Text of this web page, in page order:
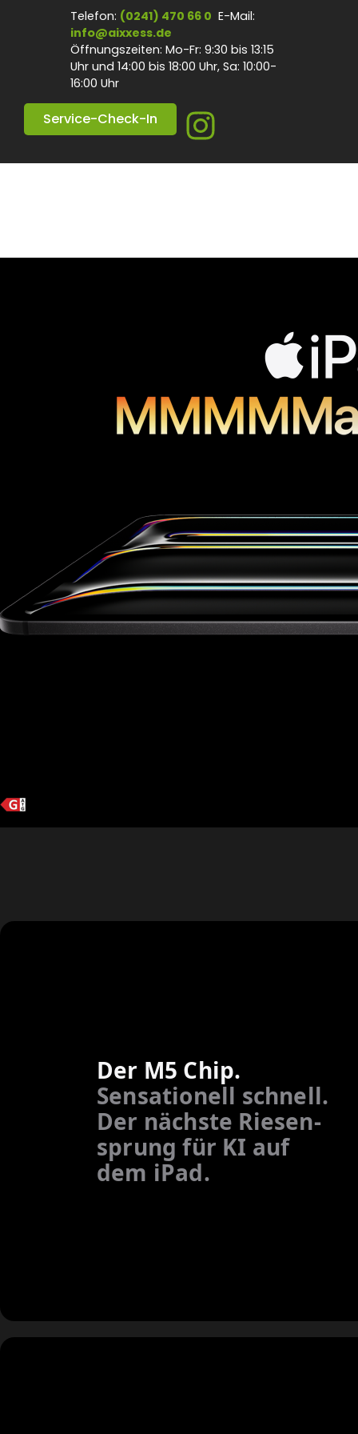
Telefon: (0241) 470 66 0 E-Mail:
info@aixxess.de
Öffnungszeiten: Mo-Fr: 9:30 bis 13:15
Uhr und 14:00 bis 18:00 Uhr, Sa: 10:00-
16:00 Uhr
Service-Check-In